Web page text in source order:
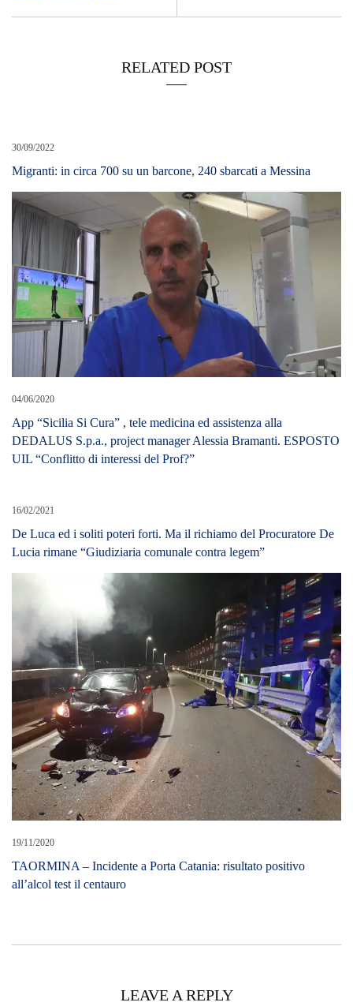
RELATED POST
30/09/2022
Migranti: in circa 700 su un barcone, 240 sbarcati a Messina
04/06/2020
App “Sicilia Si Cura” , tele medicina ed assistenza alla
DEDALUS S.p.a., project manager Alessia Bramanti. ESPOSTO
UIL “Conflitto di interessi del Prof?”
16/02/2021
De Luca ed i soliti poteri forti. Ma il richiamo del Procuratore De
Lucia rimane “Giudiziaria comunale contra legem”
19/11/2020
TAORMINA – Incidente a Porta Catania: risultato positivo
all’alcol test il centauro
LEAVE A REPLY